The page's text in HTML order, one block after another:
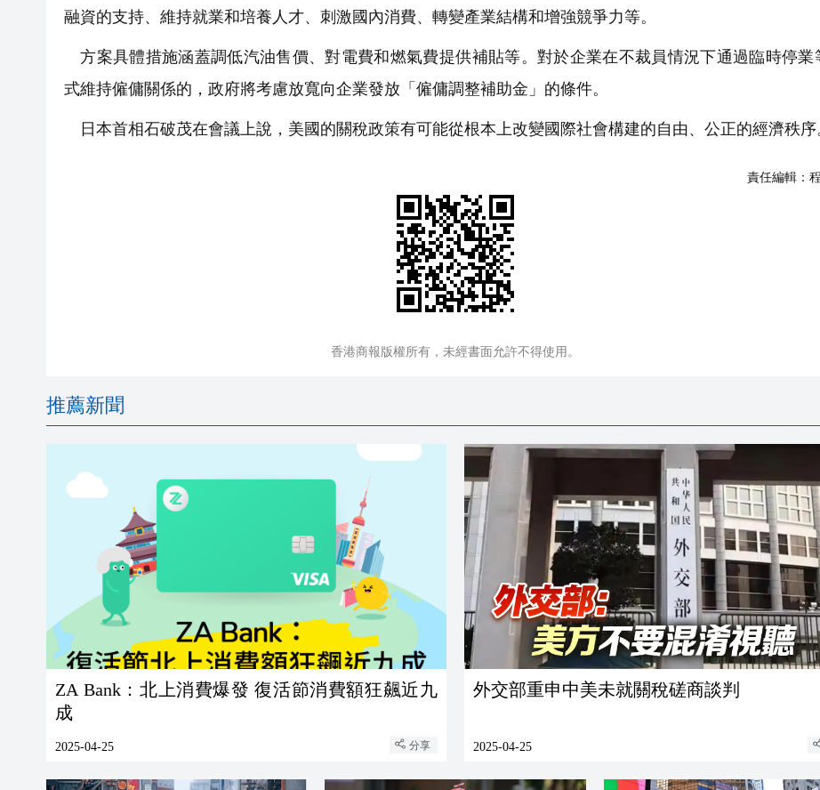
融資的支持、維持就業和培養人才、刺激國內消費、轉變產業結構和增強競爭力等。
方案具體措施涵蓋調低汽油售價、對電費和燃氣費提供補貼等。對於企業在不裁員情況下通過臨時停業
式維持僱傭關係的，政府將考慮放寬向企業發放「僱傭調整補助金」的條件。
日本首相石破茂在會議上說，美國的關稅政策有可能從根本上改變國際社會構建的自由、公正的經濟秩序
責任編輯：
香港商報版權所有，未經書面允許不得使用。
推薦新聞
ZA Bank：北上消費爆發 復活節消費額狂飆近九
成
2025-04-25 分享
外交部重申中美未就關稅磋商談判
2025-04-25